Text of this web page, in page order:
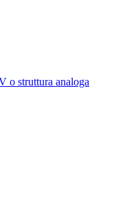
o struttura analoga